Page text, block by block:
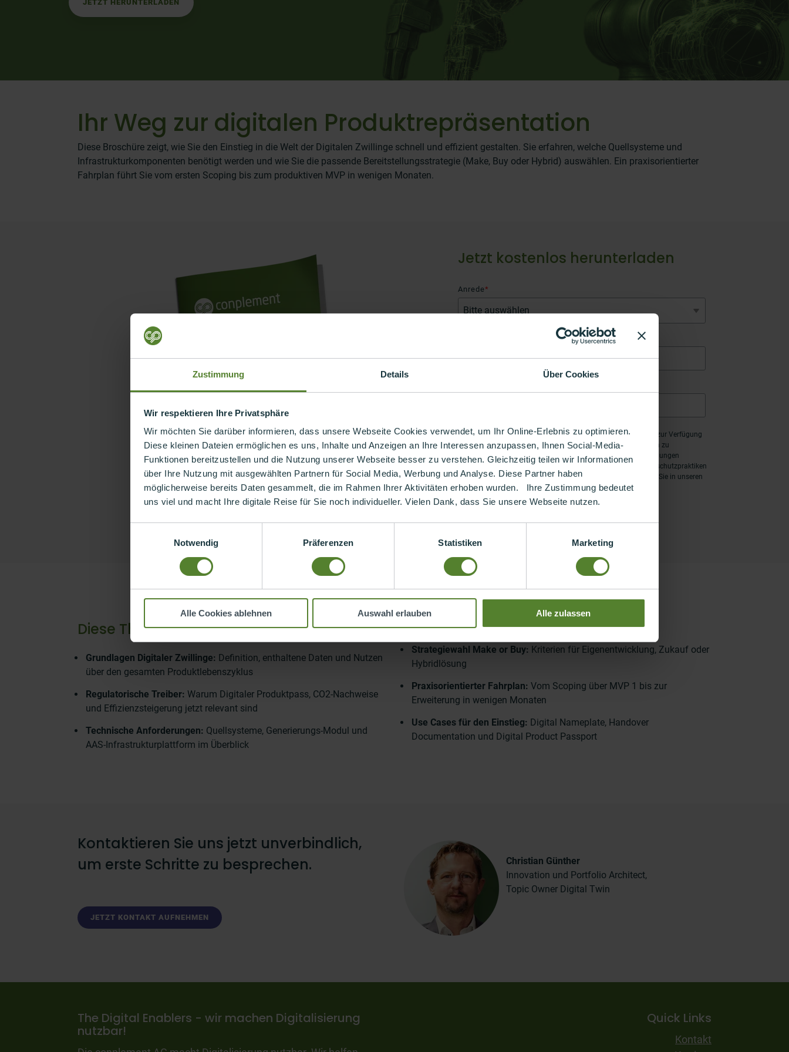
Zustimmung Details Über Cookies
Wir respektieren Ihre Privatsphäre
Wir möchten Sie darüber informieren, dass unsere Webseite Cookies verwendet, um Ihr Online-Erlebnis zu optimieren.
Diese kleinen Dateien ermöglichen es uns, Inhalte und Anzeigen an Ihre Interessen anzupassen, Ihnen Social-Media-
Funktionen bereitzustellen und die Nutzung unserer Webseite besser zu verstehen. Gleichzeitig teilen wir Informationen
über Ihre Nutzung mit ausgewählten Partnern für Social Media, Werbung und Analyse. Diese Partner haben
möglicherweise bereits Daten gesammelt, die im Rahmen Ihrer Aktivitäten erhoben wurden. Ihre Zustimmung bedeutet
uns viel und macht Ihre digitale Reise für Sie noch individueller. Vielen Dank, dass Sie unsere Webseite nutzen.
Notwendig
Präferenzen Statistiken Marketing
Alle Cookies ablehnen Auswahl erlauben Alle zulassen
JETZT HERUNTERLADEN
Ihr Weg zur digitalen Produktrepräsentation
Diese Broschüre zeigt, wie Sie den Einstieg in die Welt der Digitalen Zwillinge schnell und effizient gestalten. Sie erfahren, welche Quellsysteme und
Infrastrukturkomponenten benötigt werden und wie Sie die passende Bereitstellungsstrategie (Make, Buy oder Hybrid) auswählen. Ein praxisorientierter
Fahrplan führt Sie vom ersten Scoping bis zum produktiven MVP in wenigen Monaten.
Jetzt kostenlos herunterladen
Anrede*
Nachname
conplement AG benötigt die Kontaktinformationen, die Sie uns zur Verfügung
stellen, um Sie bezüglich unserer Produkte und Dienstleistungen zu
kontaktieren. Sie können sich jederzeit von diesen Benachrichtigungen
abmelden. Informationen zum Abbestellen sowie unsere Datenschutzpraktiken
und unsere Verpflichtung zum Schutz Ihrer Privatsphäre finden Sie in unseren
Datenschutzbestimmungen.
Diese Themen erwarten Sie:
Grundlagen Digitaler Zwillinge: Definition, enthaltene Daten und Nutzen
über den gesamten Produktlebenszyklus
Regulatorische Treiber: Warum Digitaler Produktpass, CO2-Nachweise
und Effizienzsteigerung jetzt relevant sind
Technische Anforderungen: Quellsysteme, Generierungs-Modul und
AAS-Infrastrukturplattform im Überblick
Strategiewahl Make or Buy: Kriterien für Eigenentwicklung, Zukauf oder
Hybridlösung
Praxisorientierter Fahrplan: Vom Scoping über MVP 1 bis zur
Erweiterung in wenigen Monaten
Use Cases für den Einstieg: Digital Nameplate, Handover
Documentation und Digital Product Passport
Kontaktieren Sie uns jetzt unverbindlich,
um erste Schritte zu besprechen.
JETZT KONTAKT AUFNEHMEN
Christian Günther
Innovation und Portfolio Architect,
Topic Owner Digital Twin
The Digital Enablers - wir machen Digitalisierung
nutzbar!
Quick Links
Kontakt